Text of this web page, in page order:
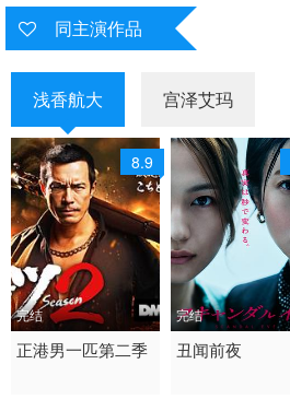
同主演作品
浅香航大 宫泽艾玛
8.9
完结
2025 / 日本 / 日语
正港男一匹第二季
完结
2025 / 日本 / 日语
丑闻前夜